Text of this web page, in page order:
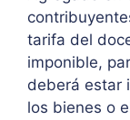
tarifa del
imponible,
deberá estar
los bienes o